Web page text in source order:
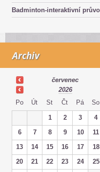
Badminton-interaktivní
Archiv
červenec
2026
Po
Út St Čt Pá So
1 2 3 4
6
7 8 9 10 11
13
14 15 16 17 18
20
21 22 23 24 25